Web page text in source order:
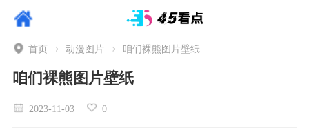
首页 动漫图片 咱们裸熊图片壁纸
咱们裸熊图片壁纸
2023-11-03 0